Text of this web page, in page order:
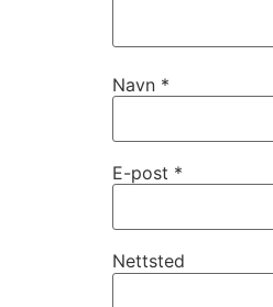
Navn *
E-post *
Nettsted